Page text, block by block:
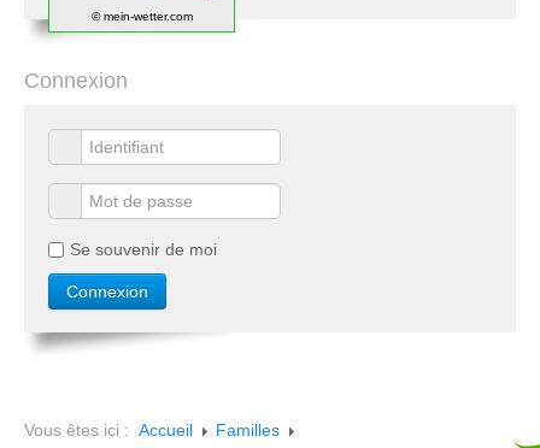
© mein-wetter.com
Connexion
Se souvenir de moi
Vous êtes ici : Accueil
Familles